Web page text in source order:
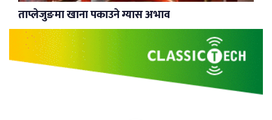
ताप्लेजुङमा खाना पकाउने ग्यास अभाव